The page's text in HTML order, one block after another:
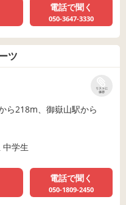
電話で聞く
050-3647-3330
ツ
リストに
保存
ら218m、御嶽山駅から
中学生
電話で聞く
050-1809-2450